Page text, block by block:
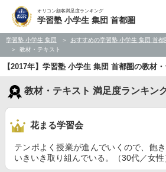
オリコン顧客満足度ランキング
学習塾 小学生 集団 首都圏
学習塾 小学生 集団 おすすめの学習塾 小学生 集団 首都
教材・テキスト
【2017年】学習塾 小学生 集団 首都圏の教材
教材・テキスト 満足度ランキン
花まる学習会
テンポよく授業が進んでいくので、飽
いきいき取り組んでいる。（30代／女性